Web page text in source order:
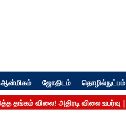
ஆன்மிகம் ஜோதிடம் தொழில்நுட்பம்